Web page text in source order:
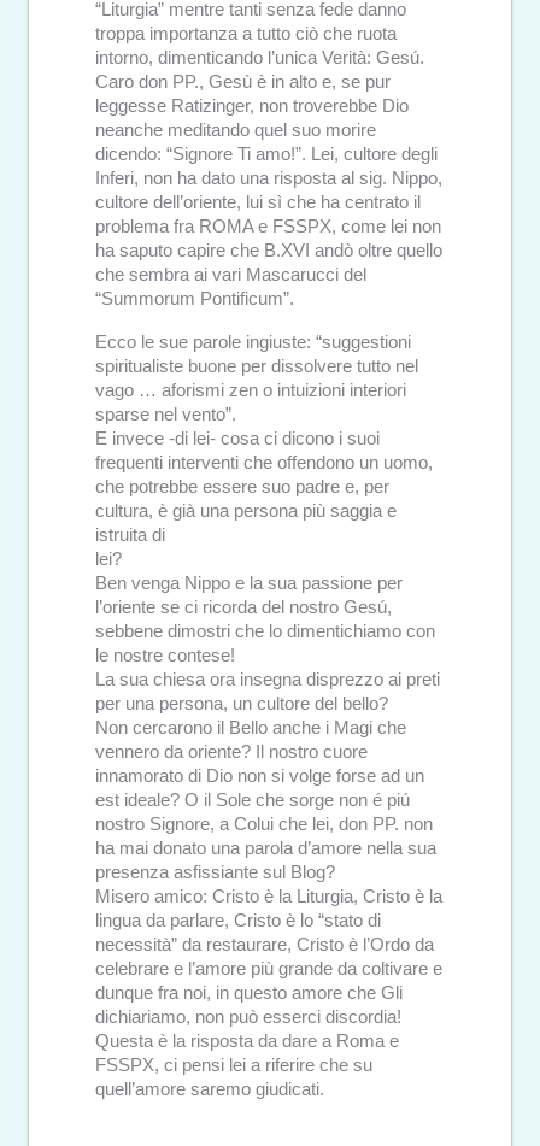
“Liturgia” mentre tanti senza fede danno
troppa importanza a tutto ciò che ruota
intorno, dimenticando l’unica Verità: Gesú.
Caro don PP., Gesù è in alto e, se pur
leggesse Ratizinger, non troverebbe Dio
neanche meditando quel suo morire
dicendo: “Signore Ti amo!”. Lei, cultore degli
Inferi, non ha dato una risposta al sig. Nippo,
cultore dell’oriente, lui sì che ha centrato il
problema fra ROMA e FSSPX, come lei non
ha saputo capire che B.XVI andò oltre quello
che sembra ai vari Mascarucci del
“Summorum Pontificum”.
Ecco le sue parole ingiuste: “suggestioni
spiritualiste buone per dissolvere tutto nel
vago … aforismi zen o intuizioni interiori
sparse nel vento”.
E invece -di lei- cosa ci dicono i suoi
frequenti interventi che offendono un uomo,
che potrebbe essere suo padre e, per
cultura, è già una persona più saggia e
istruita di
lei?
Ben venga Nippo e la sua passione per
l’oriente se ci ricorda del nostro Gesú,
sebbene dimostri che lo dimentichiamo con
le nostre contese!
La sua chiesa ora insegna disprezzo ai preti
per una persona, un cultore del bello?
Non cercarono il Bello anche i Magi che
vennero da oriente? Il nostro cuore
innamorato di Dio non si volge forse ad un
est ideale? O il Sole che sorge non é piú
nostro Signore, a Colui che lei, don PP. non
ha mai donato una parola d’amore nella sua
presenza asfissiante sul Blog?
Misero amico: Cristo è la Liturgia, Cristo è la
lingua da parlare, Cristo è lo “stato di
necessità” da restaurare, Cristo è l’Ordo da
celebrare e l’amore più grande da coltivare e
dunque fra noi, in questo amore che Gli
dichiariamo, non può esserci discordia!
Questa è la risposta da dare a Roma e
FSSPX, ci pensi lei a riferire che su
quell’amore saremo giudicati.